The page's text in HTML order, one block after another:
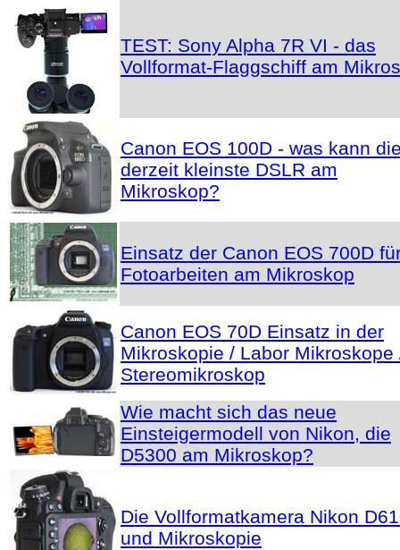
TEST: Sony Alpha 7R VI - das
Vollformat-Flaggschiff am
Canon EOS 100D - was kann
derzeit kleinste DSLR am
Mikroskop?
Einsatz der Canon EOS 700D
Fotoarbeiten am Mikroskop
Canon EOS 70D Einsatz in der
Mikroskopie / Labor Mikroskope
Stereomikroskop
Wie macht sich das neue
Einsteigermodell von Nikon, die
D5300 am Mikroskop?
Die Vollformatkamera Nikon
und Mikroskopie